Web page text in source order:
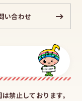
い合わせ
禁止しております。